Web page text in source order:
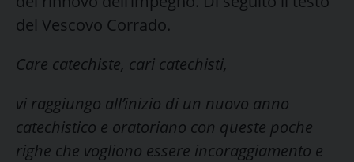
del Vescovo Corrado.
Care catechiste, cari catechisti,
vi raggiungo all’inizio di un nuovo anno
catechistico e oratoriano con queste poche
righe che vogliono essere incoraggiamento e